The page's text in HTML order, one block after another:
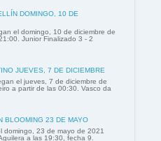
DOMINGO, 10 DE
el domingo, 10 de diciembre de
Junior Finalizado 3 - 2
JUEVES, 7 DE DICIEMBRE
el jueves, 7 de diciembre de
a partir de las 00:30. Vasco da
BLOOMING 23 DE MAYO
domingo, 23 de mayo de 2021
a las 19:30, fecha 9.